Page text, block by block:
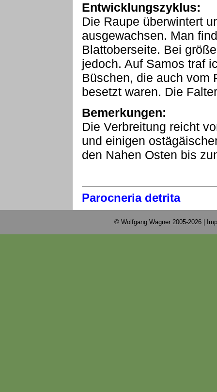
Entwicklungszyklus:
Die Raupe überwintert
ausgewachsen. Man
Blattoberseite. Bei
jedoch. Auf Samos traf
Büschen, die auch vom
besetzt waren. Die
Bemerkungen:
Die Verbreitung reicht
und einigen
den Nahen Osten bis
Parocneria detrita
© Wolfgang Wagner 2005-2026 |